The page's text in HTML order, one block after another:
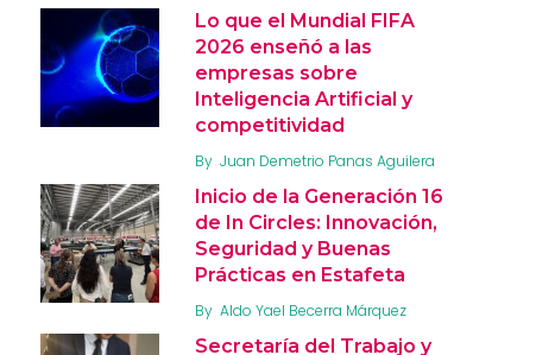
Lo que el Mundial FIFA
2026 enseñó a las
empresas sobre
Inteligencia Artificial y
competitividad
By Juan Demetrio Panas Aguilera
Inicio de la Generación 16
de In Circles: Innovación,
Seguridad y Buenas
Prácticas en Estafeta
By Aldo Yael Becerra Márquez
Secretaría del Trabajo y